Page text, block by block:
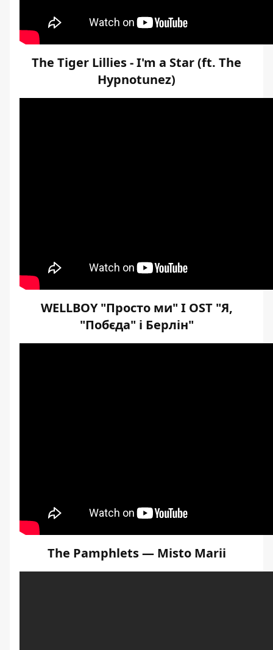
The Tiger Lillies - I'm a Star (ft. The
Hypnotunez)
WELLBOY "Просто ми" I OST "Я,
"Побєда" і Берлін"
The Pamphlets — Misto Marii